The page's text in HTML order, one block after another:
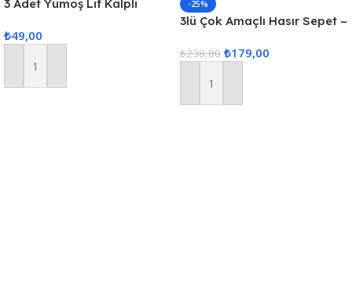
3 Adet Yumoş Lif Kalpli
₺49,00
Sepete Ekle
-25%
3lü Çok Amaçlı Hasır Sepet –
₺238,80 ₺179,00
Sepete Ekle